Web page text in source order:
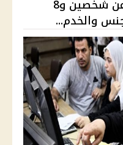
إسقاط الجنسية المصرية عن شخصين و8
والخدم...